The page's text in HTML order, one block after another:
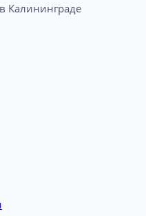
Калининграде​